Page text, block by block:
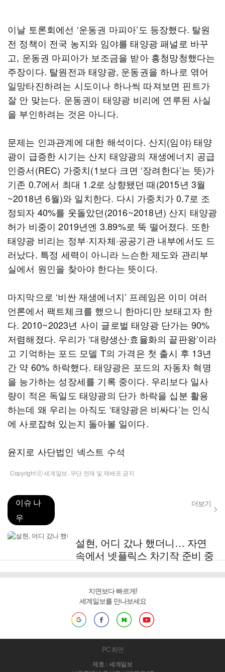
이날 토론회에선 ‘운동권 마피아’도 등장했다. 탈원
전 정책이 전국 농지와 임야를 태양광 패널로 바꾸
고, 운동권 마피아가 보조금을 받아 흥청망청했다는
주장이다. 탈원전과 태양광, 운동권을 하나로 엮어
일망타진하려는 시도이나 하나씩 따져보면 핀트가
잘 안 맞는다. 운동권이 태양광 비리에 연루된 사실
을 부인하려는 것은 아니다.
문제는 인과관계에 대한 해석이다. 산지(임야) 태양
광이 급증한 시기는 산지 태양광의 재생에너지 공급
인증서(REC) 가중치(1보다 크면 ‘장려한다’는 뜻)가
기존 0.7에서 최대 1.2로 상향됐던 때(2015년 3월
~2018년 6월)와 일치한다. 다시 가중치가 0.7로 조
정되자 40%를 웃돌았던(2016~2018년) 산지 태양광
허가 비중이 2019년엔 3.89%로 뚝 떨어졌다. 또한
태양광 비리는 정부·지자체·공공기관 내부에서도 드
러났다. 특정 세력이 아니라 느슨한 제도와 관리부
실에서 원인을 찾아야 한다는 뜻이다.
마지막으로 ‘비싼 재생에너지’ 프레임은 이미 여러
언론에서 팩트체크를 했으니 한마디만 보태고자 한
다. 2010~2023년 사이 글로벌 태양광 단가는 90%
저렴해졌다. 우리가 ‘대량생산∙효율화의 끝판왕’이라
고 기억하는 포드 모델 T의 가격은 첫 출시 후 13년
간 약 60% 하락했다. 태양광은 포드의 자동차 혁명
을 능가하는 성장세를 기록 중이다. 우리보다 일사
량이 적은 독일도 태양광의 단가 하락을 십분 활용
하는데 왜 우리는 아직도 ‘태양광은 비싸다’는 인식
에 사로잡혀 있는지 돌아볼 일이다.
윤지로 사단법인 넥스트 수석
Copyright ⓒ 세계일보. 무단 전재 및 재배포 금지
이슈 나
우
더보기
설현, 어디 갔나 했더니… 자연
속에서 넷플릭스 차기작 준비 중
지면보다 빠르게!
세계일보를 만나보세요
PC 화면
제호 : 세계일보